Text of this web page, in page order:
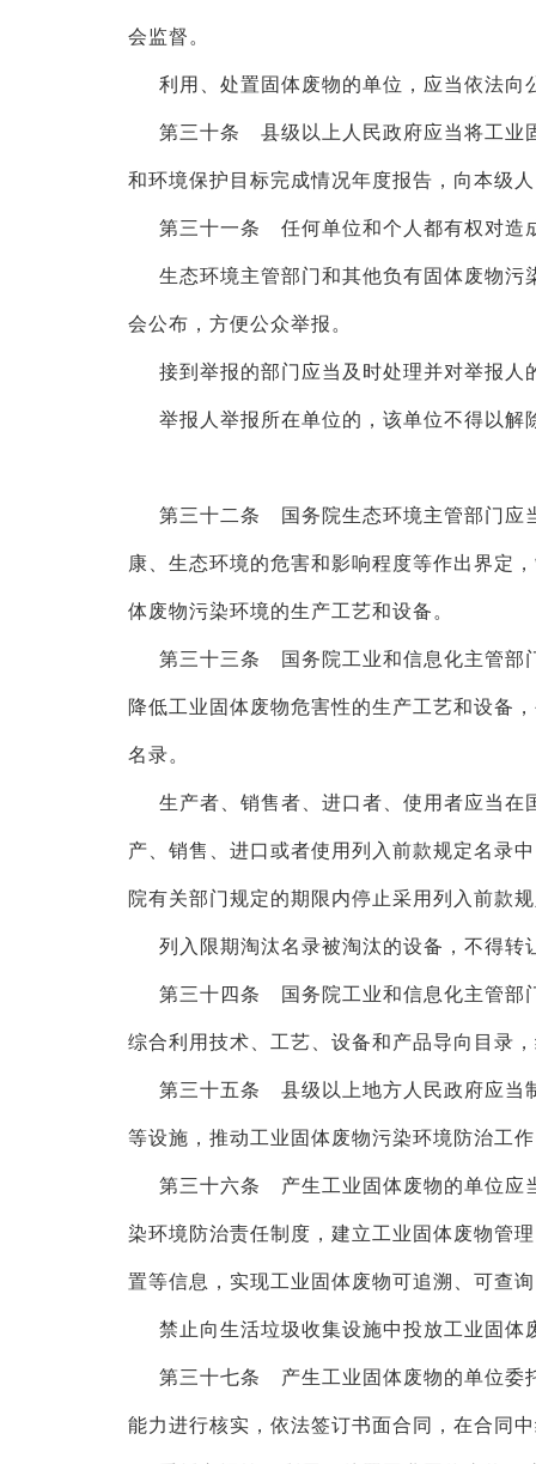
会监督。
利用、处置固体废物的单位，应当依法
第三十条 县级以上人民政府应当将工业
和环境保护目标完成情况年度报告，向本级
第三十一条 任何单位和个人都有权对造
生态环境主管部门和其他负有固体废物
会公布，方便公众举报。
接到举报的部门应当及时处理并对举报
举报人举报所在单位的，该单位不得以
第三十二条 国务院生态环境主管部门应
康、生态环境的危害和影响程度等作出界定
体废物污染环境的生产工艺和设备。
第三十三条 国务院工业和信息化主管部
降低工业固体废物危害性的生产工艺和设备
名录。
生产者、销售者、进口者、使用者应当
产、销售、进口或者使用列入前款规定名录
院有关部门规定的期限内停止采用列入前款
列入限期淘汰名录被淘汰的设备，不得转
第三十四条 国务院工业和信息化主管部
综合利用技术、工艺、设备和产品导向目录
第三十五条 县级以上地方人民政府应当
等设施，推动工业固体废物污染环境防治工
第三十六条 产生工业固体废物的单位应
染环境防治责任制度，建立工业固体废物管
置等信息，实现工业固体废物可追溯、可查
禁止向生活垃圾收集设施中投放工业固体
第三十七条 产生工业固体废物的单位委
能力进行核实，依法签订书面合同，在合同